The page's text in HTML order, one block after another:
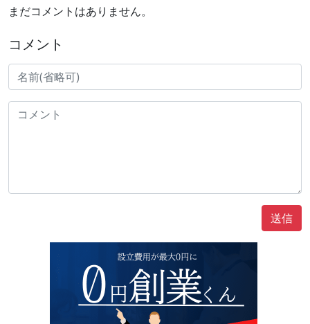
まだコメントはありません。
コメント
送信